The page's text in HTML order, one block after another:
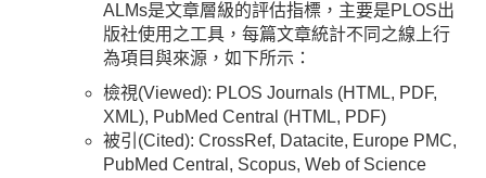
ALMs是文章層級的評估指標，主要是PLOS出
版社使用之工具，每篇文章統計不同之線上行
為項目與來源，如下所示：
檢視(Viewed): PLOS Journals (HTML, PDF,
XML), PubMed Central (HTML, PDF)
被引(Cited): CrossRef, Datacite, Europe PMC,
PubMed Central, Scopus, Web of Science